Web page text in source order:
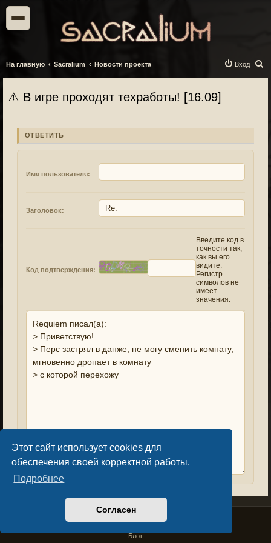
Этот сайт использует cookies для
обеспечения своей корректной работы.
Подробнее
Согласен
На главную Sacralium Новости проекта
о
Вход
⚠️ В игре проходят техработы! [16.09]
ОТВЕТИТЬ
Имя пользователя:
Заголовок:
Код подтверждения:
Введите код в
точности так,
как вы его
видите.
Регистр
символов не
имеет
значения.
Privacy PolicyLicense Agreement
Copyright © Sacralium Games 2023-
Блог